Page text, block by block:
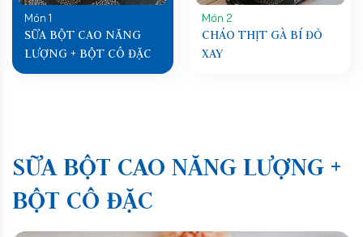
Món 1
SỮA BỘT CAO NĂNG
LƯỢNG + BỘT CÔ ĐẶC
Món 2
CHÁO THỊT GÀ BÍ ĐỎ
XAY
SỮA BỘT CAO NĂNG LƯỢNG +
BỘT CÔ ĐẶC